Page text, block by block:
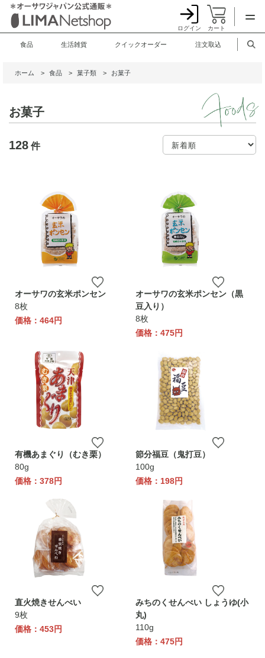
ログイン カート
食品 生活雑貨 クイックオーダー 注文取込
ホーム > 食品 > 菓子類 > お菓子
お菓子
128 件
オーサワの玄米ポンセン
8枚
価格：464円
オーサワの玄米ポンセン（黒
豆入り）
8枚
価格：475円
有機あまぐり（むき栗）
80g
価格：378円
節分福豆（鬼打豆）
100g
価格：198円
直火焼きせんべい
9枚
価格：453円
みちのくせんべい しょうゆ(小
丸)
110g
価格：475円